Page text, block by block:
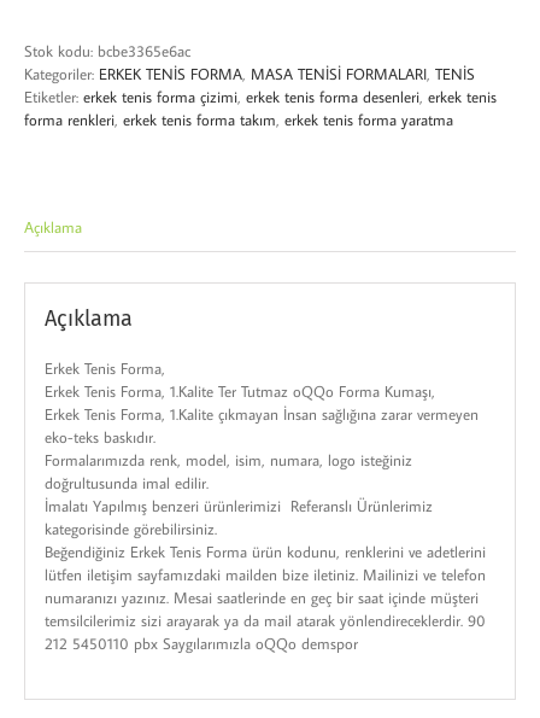
Stok kodu: bcbe3365e6ac
Kategoriler: ERKEK TENİS FORMA MASA TENİSİ FORMALARI TENİS
Etiketler: erkek tenis forma çizimi erkek tenis forma desenleri erkek tenis
forma renkleri erkek tenis forma takım erkek tenis forma yaratma
Açıklama
Açıklama
Erkek Tenis Forma,
Erkek Tenis Forma, 1.Kalite Ter Tutmaz oQQo Forma Kumaşı,
Erkek Tenis Forma, 1.Kalite çıkmayan İnsan sağlığına zarar vermeyen
eko-teks baskıdır.
Formalarımızda renk, model, isim, numara, logo isteğiniz
doğrultusunda imal edilir.
İmalatı Yapılmış benzeri ürünlerimizi Referanslı Ürünlerimiz
kategorisinde görebilirsiniz.
Beğendiğiniz Erkek Tenis Forma ürün kodunu, renklerini ve adetlerini
lütfen iletişim sayfamızdaki mailden bize iletiniz. Mailinizi ve telefon
numaranızı yazınız. Mesai saatlerinde en geç bir saat içinde müşteri
temsilcilerimiz sizi arayarak ya da mail atarak yönlendireceklerdir. 90
212 5450110 pbx Saygılarımızla oQQo demspor